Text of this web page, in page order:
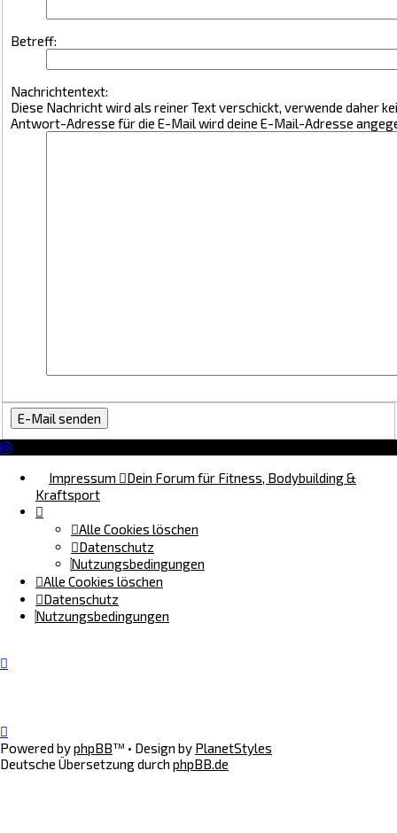
Betreff:
Nachrichtentext:
Diese Nachricht wird als reiner Text verschickt, verwende daher
Antwort-Adresse für die E-Mail wird deine E-Mail-Adresse
Impressum
Dein Forum für Fitness, Bodybuilding &
Kraftsport
Alle Cookies löschen
Datenschutz
Nutzungsbedingungen
Alle Cookies löschen
Datenschutz
Nutzungsbedingungen
Powered byphpBB™ • Design by PlanetStyles
Deutsche Übersetzung durch phpBB.de